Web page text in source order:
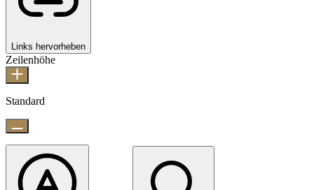
Links hervorheben
Zeilenhöhe
Standard